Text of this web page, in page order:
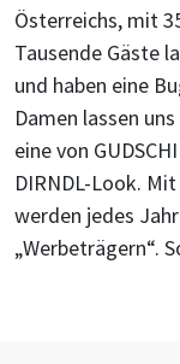
Österreichs, mit
Tausende Gäste
und haben eine
Damen lassen
eine von
DIRNDL-Look.
werden jedes
„Werbeträgern“.